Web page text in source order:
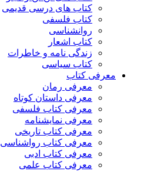
کتاب های درسی قدیمی
کتاب فلسفی
روانشناسی
کتاب اشعار
زندگی نامه و خاطرات
کتاب سیاسی
معرفی کتاب
معرفی رمان
معرفی داستان کوتاه
معرفی کتاب فلسفی
معرفی نمایشنامه
معرفی کتاب تاریخی
معرفی کتاب رواشناسی
معرفی کتاب ادبی
معرفی کتاب علمی